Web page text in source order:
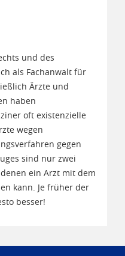
und des
als Fachanwalt für
Ärzte und
haben
oft existenzielle
wegen
gegen
sind nur zwei
ein Arzt mit dem
kann. Je früher der
besser!